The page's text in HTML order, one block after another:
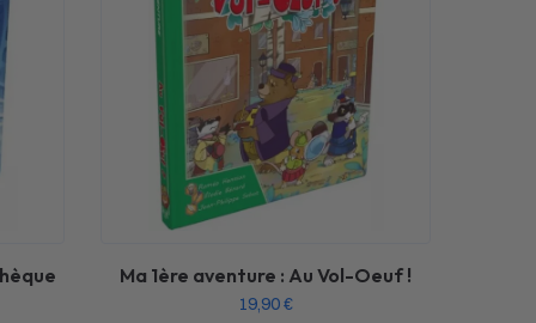
Ma 1ère aventure : Au Vol-Oeuf !
19,90€